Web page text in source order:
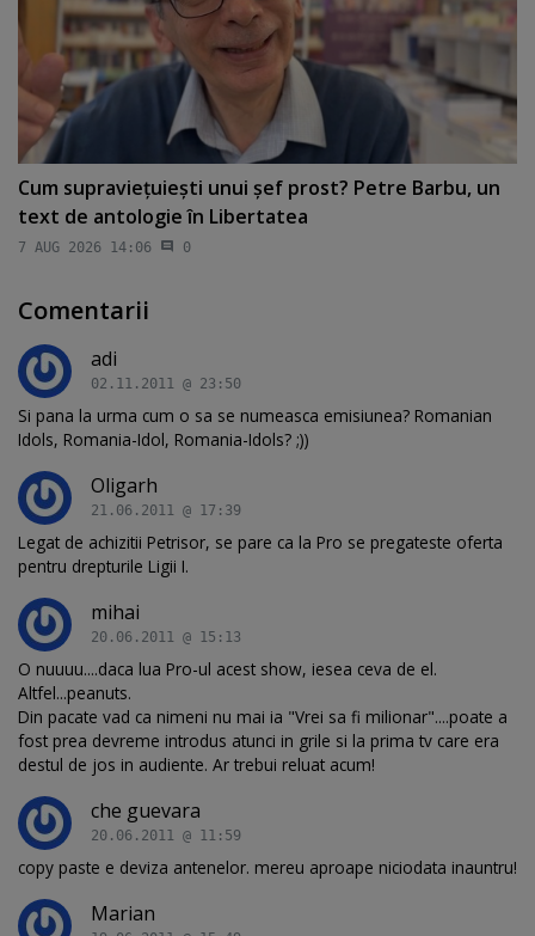
Cum supravieţuieşti unui şef prost? Petre Barbu, un
text de antologie în Libertatea
7 AUG 2026 14:06 0
Comentarii
adi
02.11.2011 @ 23:50
Si pana la urma cum o sa se numeasca emisiunea? Romanian
Idols, Romania-Idol, Romania-Idols? ;))
Oligarh
21.06.2011 @ 17:39
Legat de achizitii Petrisor, se pare ca la Pro se pregateste oferta
pentru drepturile Ligii I.
mihai
20.06.2011 @ 15:13
O nuuuu....daca lua Pro-ul acest show, iesea ceva de el.
Altfel...peanuts.
Din pacate vad ca nimeni nu mai ia "Vrei sa fi milionar"....poate a
fost prea devreme introdus atunci in grile si la prima tv care era
destul de jos in audiente. Ar trebui reluat acum!
che guevara
20.06.2011 @ 11:59
copy paste e deviza antenelor. mereu aproape niciodata inauntru!
Marian